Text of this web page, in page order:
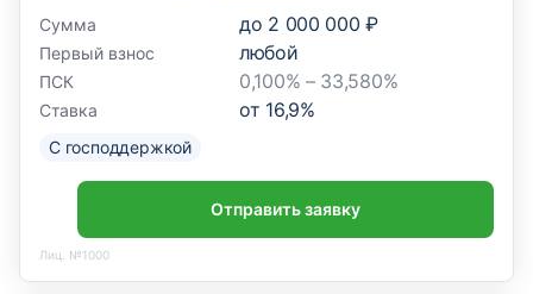
Сумма
до 2 000 000 ₽
Первый взнос любой
ПСК 0,100% – 33,580%
Ставка от 16,9%
С господдержкой
Отправить заявку
Лиц. №1000